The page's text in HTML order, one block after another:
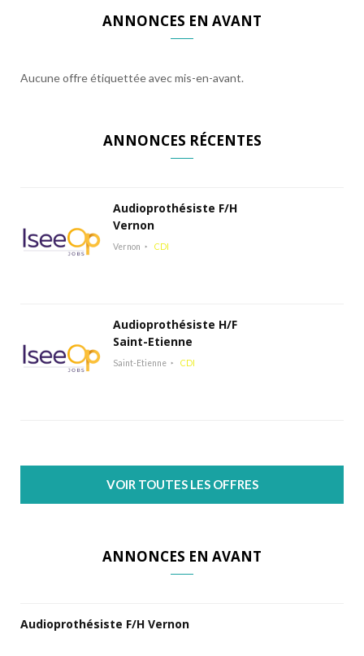
ANNONCES EN AVANT
Aucune offre étiquettée avec mis-en-avant.
ANNONCES RÉCENTES
Audioprothésiste F/H
Vernon
Vernon CDI
Audioprothésiste H/F
Saint-Etienne
Saint-Etienne CDI
VOIR TOUTES LES OFFRES
ANNONCES EN AVANT
Audioprothésiste F/H Vernon